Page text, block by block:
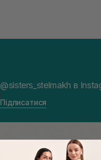
@sisters_stelmakh в
Підписатися